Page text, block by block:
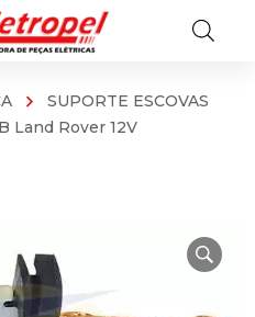
SUPORTE ESCOVAS
Land Rover 12V